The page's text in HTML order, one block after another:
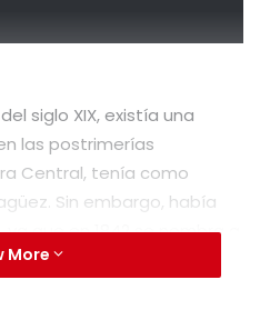
siglo XIX, existía una
las postrimerías
Central, tenía como
Sin embargo, había
que en 1842 se nombra a
como alcalde por la
More